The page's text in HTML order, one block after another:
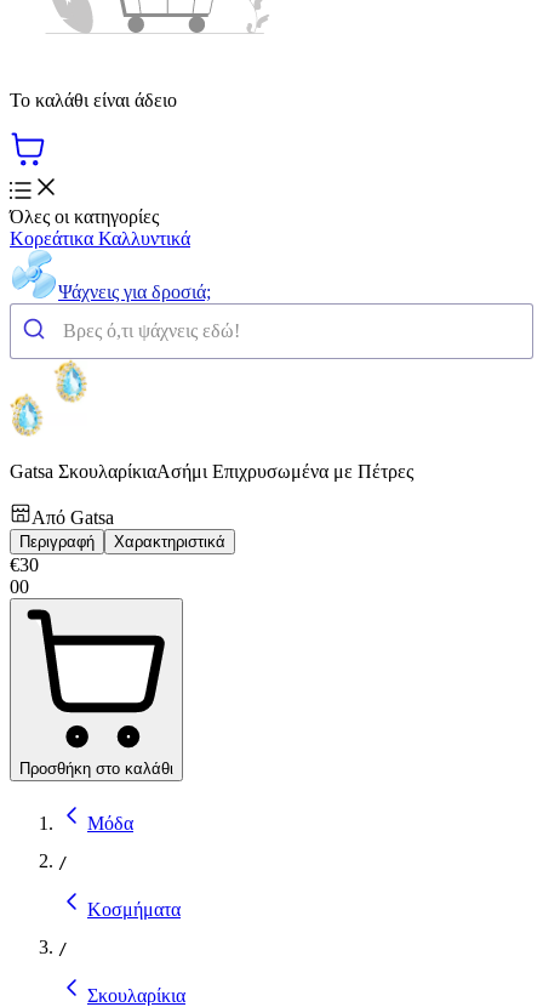
Το καλάθι είναι άδειο
Όλες οι κατηγορίες
Κορεάτικα Καλλυντικά
Ψάχνεις για δροσιά;
Gatsa ΣκουλαρίκιαΑσήμι Επιχρυσωμένα με Πέτρες
Από Gatsa
Περιγραφή Χαρακτηριστικά
€30
00
Προσθήκη στο καλάθι
Μόδα
/
Κοσμήματα
/
Σκουλαρίκια